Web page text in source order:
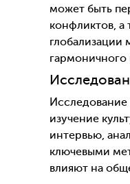
может быть
конфликтов, а
глобализации
гармоничного
Исследование
изучение
интервью,
ключевыми
влияют на